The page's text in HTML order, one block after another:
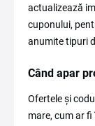
actualizează
cuponului,
anumite tipuri
Când apar
Ofertele și
mare, cum ar